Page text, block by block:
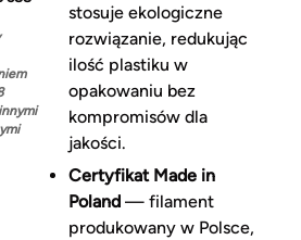
stosuje ekologiczne
rozwiązanie, redukując
ilość plastiku w
opakowaniu bez
kompromisów dla
jakości.
Certyfikat Made in
Poland— filament
produkowany w Polsce,